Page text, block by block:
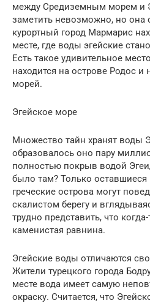
между Средиземным морем и
заметить невозможно, но она
курортный город Мармарис
месте, где воды эгейские
Есть такое удивительное
находится на острове Родос и
морей.
Эгейское море
Множество тайн хранят воды
образовалось оно пару
полностью покрыв водой
было там? Только
греческие острова могут
скалистом берегу и
трудно представить, что
каменистая равнина.
Эгейские воды отличаются
Жители турецкого города
месте вода имеет самую
окраску. Считается, что